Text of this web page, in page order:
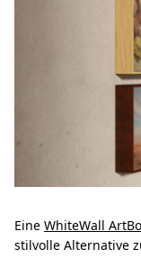
Eine WhiteWall
stilvolle Alternative